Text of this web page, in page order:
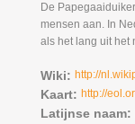
De
mensen aan. In
als het lang uit het
Wiki: http://
Kaart: http://
Latijnse naam: